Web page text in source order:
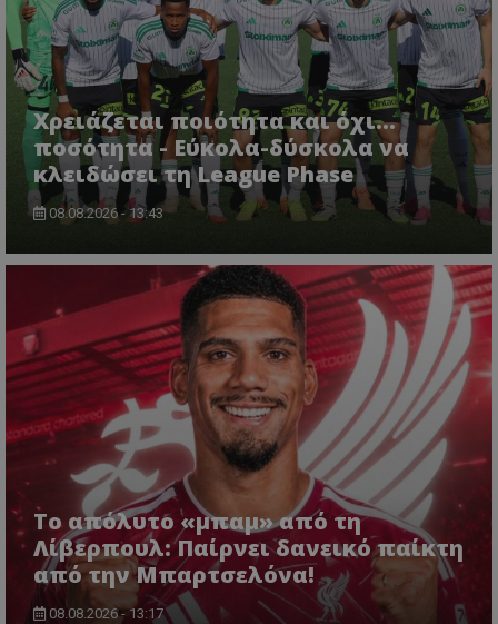
Χρειάζεται ποιότητα και όχι...
ποσότητα - Εύκολα-δύσκολα να
κλειδώσει τη League Phase
08.08.2026 - 13:43
Το απόλυτο «μπαμ» από τη
Λίβερπουλ: Παίρνει δανεικό παίκτη
από την Μπαρτσελόνα!
08.08.2026 - 13:17